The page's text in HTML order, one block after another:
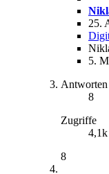
25.
5.
Antworten
8
Zugriffe
4,1k
8